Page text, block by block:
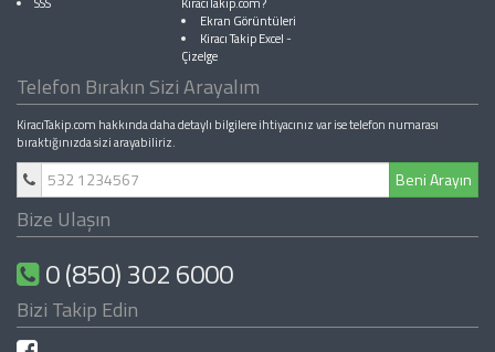
Ekran Görüntüleri
Kiracı Takip Excel-
Çizelge
Telefon Bırakın Sizi Arayalım
KiracıTakip.com hakkında daha detaylı bilgilere ihtiyacınız var ise telefon numarası
bıraktığınızda sizi arayabiliriz.
Beni Arayın
Bize Ulaşın
0 (850) 302 6000
Bizi Takip Edin